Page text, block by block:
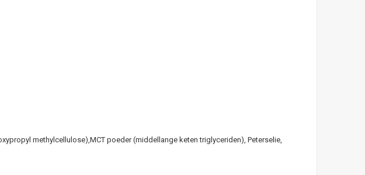
methylcellulose),MCT poeder (middellange keten triglyceriden), Peterselie,